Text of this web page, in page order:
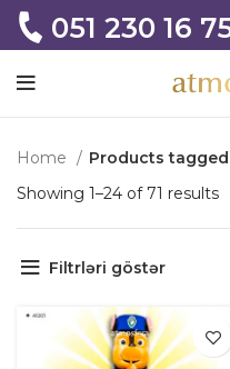
051 230 16
Home
Products
Showing 1–24 of 71 results
Filtrləri göstər